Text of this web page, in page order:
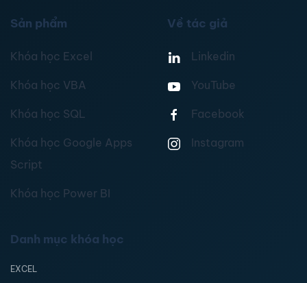
Sản phẩm
Khóa học Excel
Khóa học VBA
Khóa học SQL
Khóa học Google Apps
Script
Khóa học Power BI
Về tác giả
Linkedin
YouTube
Facebook
Instagram
Danh mục khóa học
EXCEL